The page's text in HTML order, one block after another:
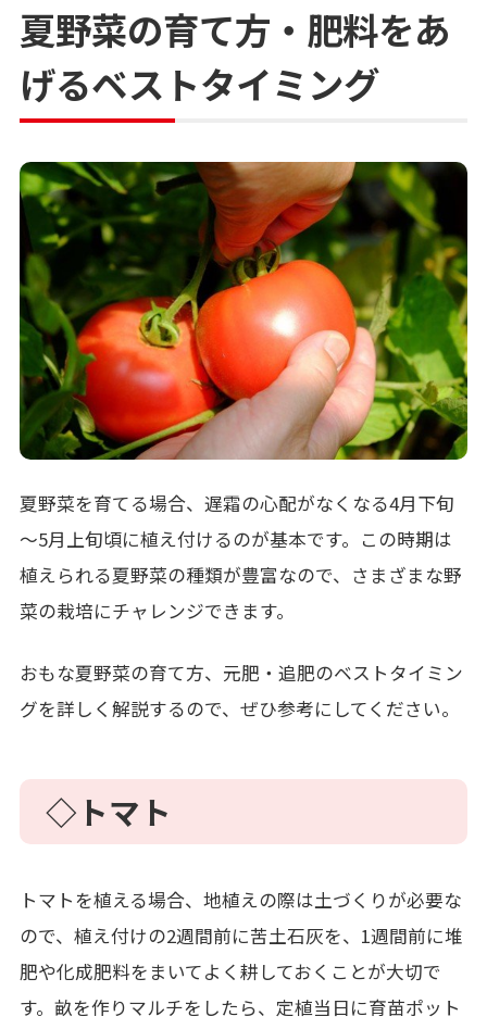
夏野菜の育て方・肥料をあ
げるベストタイミング
夏野菜を育てる場合、遅霜の心配がなくなる4月下旬
～5月上旬頃に植え付けるのが基本です。この時期は
植えられる夏野菜の種類が豊富なので、さまざまな野
菜の栽培にチャレンジできます。
おもな夏野菜の育て方、元肥・追肥のベストタイミン
グを詳しく解説するので、ぜひ参考にしてください。
◇トマト
トマトを植える場合、地植えの際は土づくりが必要な
ので、植え付けの2週間前に苦土石灰を、1週間前に堆
肥や化成肥料をまいてよく耕しておくことが大切で
す。畝を作りマルチをしたら、定植当日に育苗ポット